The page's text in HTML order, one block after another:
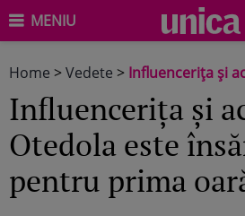
MENIU
Home >Vedete > Influencerița și actrița Temi
Influencerița și
Otedola este
pentru prima